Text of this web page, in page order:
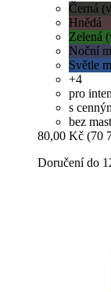
Černá
Hnědá
Zelená
Noční
Světle
+4
pro
s
bez
80,00 Kč (70
Doručení do